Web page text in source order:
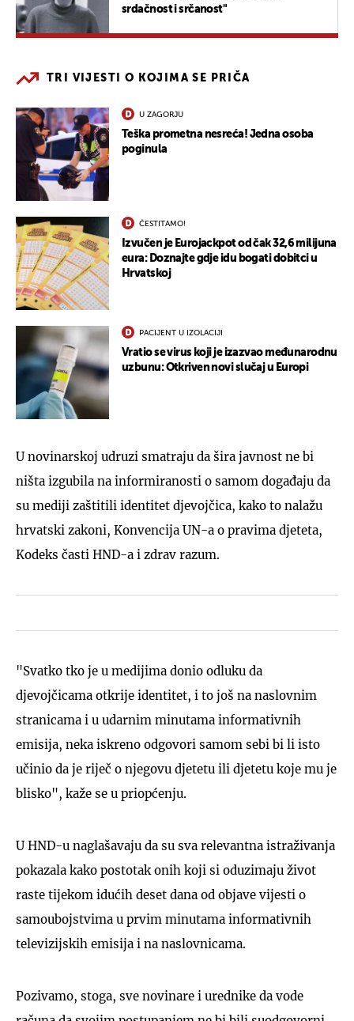
srdačnost i srčanost"
TRI VIJESTI O KOJIMA SE PRIČA
U ZAGORJU
Teška prometna nesreća! Jedna osoba
poginula
ČESTITAMO!
Izvučen je Eurojackpot od čak 32,6 milijuna
eura: Doznajte gdje idu bogati dobitci u
Hrvatskoj
PACIJENT U IZOLACIJI
Vratio se virus koji je izazvao međunarodnu
uzbunu: Otkriven novi slučaj u Europi
U novinarskoj udruzi smatraju da šira javnost ne bi
ništa izgubila na informiranosti o samom događaju da
su mediji zaštitili identitet djevojčica, kako to nalažu
hrvatski zakoni, Konvencija UN-a o pravima djeteta,
Kodeks časti HND-a i zdrav razum.
"Svatko tko je u medijima donio odluku da
djevojčicama otkrije identitet, i to još na naslovnim
stranicama i u udarnim minutama informativnih
emisija, neka iskreno odgovori samom sebi bi li isto
učinio da je riječ o njegovu djetetu ili djetetu koje mu je
blisko", kaže se u priopćenju.
U HND-u naglašavaju da su sva relevantna istraživanja
pokazala kako postotak onih koji si oduzimaju život
raste tijekom idućih deset dana od objave vijesti o
samoubojstvima u prvim minutama informativnih
televizijskih emisija i na naslovnicama.
Pozivamo, stoga, sve novinare i urednike da vode